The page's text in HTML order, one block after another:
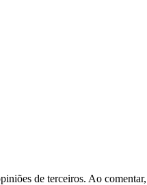
de terceiros. Ao